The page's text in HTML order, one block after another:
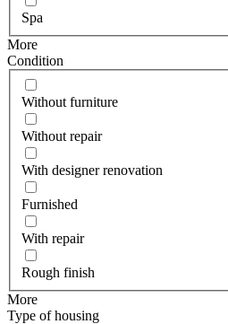
Spa
More
Сondition
Without furniture
Without repair
With designer renovation
Furnished
With repair
Rough finish
More
Type of housing